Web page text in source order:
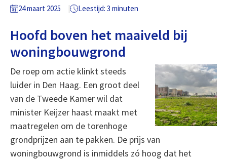
24 maart 2025 Leestijd: 3 minuten
Hoofd boven het maaiveld bij
woningbouwgrond
De roep om actie klinkt steeds
luider in Den Haag. Een groot deel
van de Tweede Kamer wil dat
minister Keijzer haast maakt met
maatregelen om de torenhoge
grondprijzen aan te pakken. De prijs van
woningbouwgrond is inmiddels zó hoog dat het